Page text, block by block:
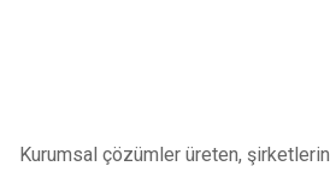
Kurumsal çözümler üreten,